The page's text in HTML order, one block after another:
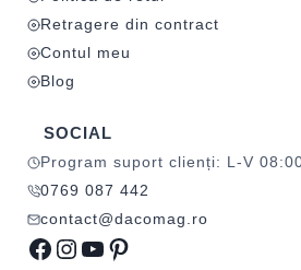
Retragere din contract
Contul meu
Blog
SOCIAL
Program suport clienți: L-V
0769 087 442
contact@dacomag.ro
Facebook
Instagram
YouTube
Pinterest